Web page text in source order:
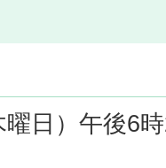
日）午後6